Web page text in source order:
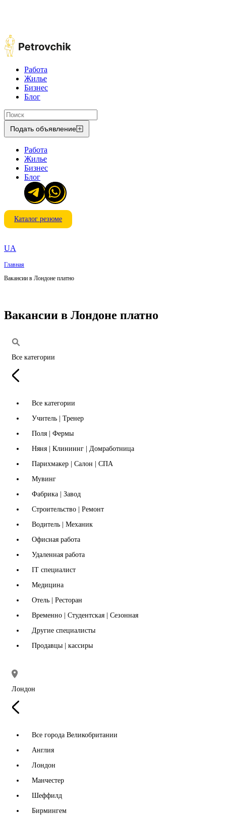
Работа
Жилье
Бизнес
Блог
Подать объявление
Работа
Жилье
Бизнес
Блог
Каталог резюме
UA
Главная
Вакансии в Лондоне платно
Вакансии в Лондоне платно
Все категории
Все категории
Учитель | Тренер
Поля | Фермы
Няня | Клининнг | Домработница
Парихмакер | Салон | СПА
Мувинг
Фабрика | Завод
Строительство | Ремонт
Водитель | Механик
Офисная работа
Удаленная работа
IT специалист
Медицина
Отель | Ресторан
Временно | Студентская | Сезонная
Другие специалисты
Продавцы | кассиры
Лондон
Все города Великобритании
Англия
Лондон
Манчестер
Шеффилд
Бирмингем